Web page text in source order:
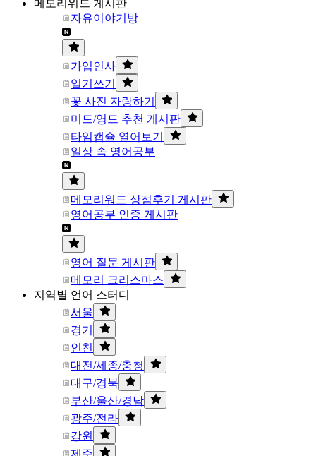
메모리워드 게시판
자유이야기방
가입인사
일기쓰기
꽃 사진 자랑하기
미드/영드 추천 게시판
타임캡슐 열어보기
일상 속 영어공부
메모리워드 상점후기 게시판
영어공부 인증 게시판
영어 질문 게시판
메모리 크리스마스
지역별 언어 스터디
서울
경기
인천
대전/세종/충청
대구/경북
부산/울산/경남
광주/전라
강원
제주